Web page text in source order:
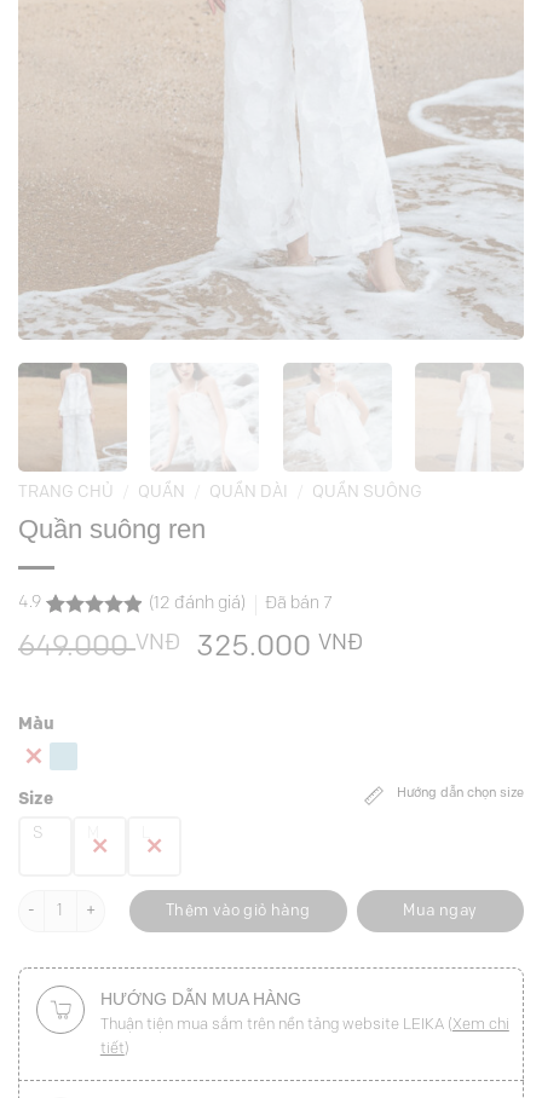
TRANG CHỦ QUẦN QUẦN DÀI QUẦN SUÔNG
Quần suông ren
4.9
4.9
trên 5
dựa trên
12
(12 đánh giá) Đã bán 7
649.000VNĐ
Giá
325.000 VNĐ
Hướng dẫn chọn size
Màu
Size
S
Quần suông ren số lượng
Thêm vào giỏ hàng Mua ngay
HƯỚNG DẪN MUA HÀNG
Thuận tiện mua sắm trên nền tảng website LEIKA (Xem chi
tiết)